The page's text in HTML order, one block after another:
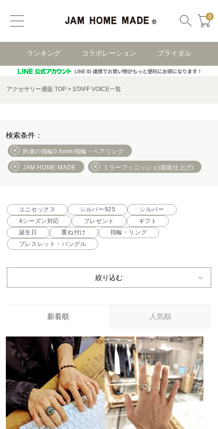
0
ランキング コラボレーション ブライダル
アクセサリー通販 TOP STAFF VOICE一覧
約束の指輪0.8mm/指輪・ペアリング
JAM HOME MADE ミラーフィニッシュ(鏡面仕上げ)
ユニセックス シルバー925
シルバー
4シーズン対応
プレゼント
ギフト
誕生日
重ね付け
指輪・リング
ブレスレット・バングル
絞り込む
新着順 人気順